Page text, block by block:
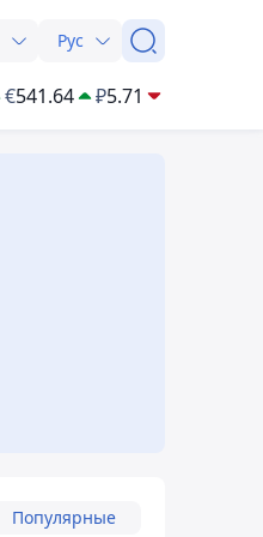
Рус
€541.64 ₽5.71
Популярные